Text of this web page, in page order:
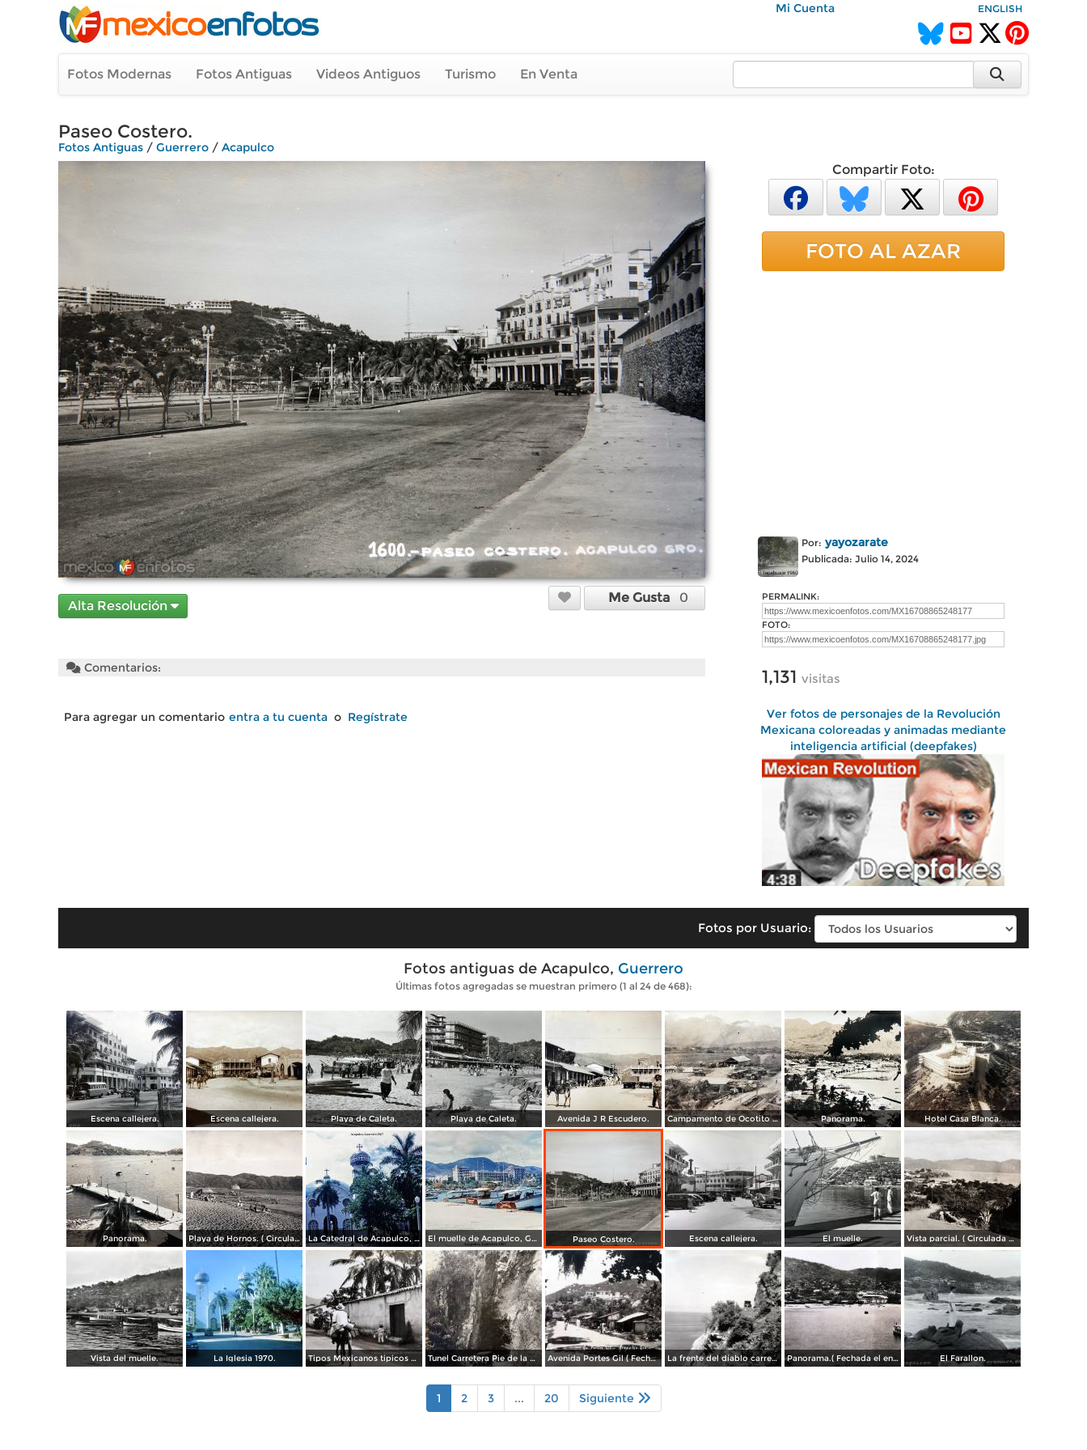
Mi Cuenta ENGLISH
Fotos Modernas Fotos Antiguas Videos Antiguos Turismo En Venta
Paseo Costero.
Fotos Antiguas / Guerrero / Acapulco
Alta Resolución
Me Gusta 0
Comentarios:
Para agregar un comentario entra a tu cuenta o Regístrate
Compartir Foto:
FOTO AL AZAR
Por: yayozarate
Publicada: Julio 14, 2024
PERMALINK:
FOTO:
1,131 visitas
Ver fotos de personajes de la Revolución
Mexicana coloreadas y animadas mediante
inteligencia artificial (deepfakes)
Fotos por Usuario:
Fotos antiguas de Acapulco, Guerrero
Últimas fotos agregadas se muestran primero (1 al 24 de 468):
Escena callejera. Escena callejera. Playa de Caleta. Playa de Caleta. Avenida J R Escudero. Campamento de Ocotito Carretera de Mexico-Acapulco. Panorama. Hotel Casa Blanca.
Panorama. Playa de Hornos. ( Circulada el 21 de Marzo de 1940 ). La Catedral de Acapulco, Guerrero 1967. El muelle de Acapulco, Guerrero 1967. Paseo Costero. Escena callejera. El muelle. Vista parcial. ( Circulada el 23 de Mayo de 1935 ).
Vista del muelle. La Iglesia 1970. Tipos Mexicanos tipicos aguadores.. Tunel Carretera Pie de la Cuesta Acapulco . Avenida Portes Gil ( Fechada el en 1931 ). La frente del diablo carretera Acapulo a Pie de La Cuesta ( Fechada el en 1931 ). Panorama.( Fechada el en 1931 ). El Farallon.
1 2 3 ... 20 Siguiente